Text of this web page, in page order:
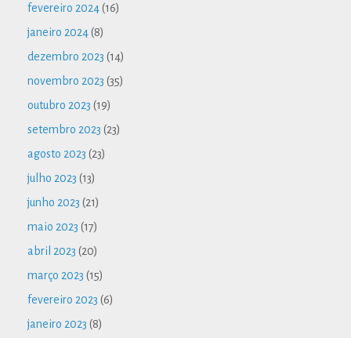
fevereiro 2024(16)
janeiro 2024(8)
dezembro 2023 (14)
novembro 2023 (35)
outubro 2023 (19)
setembro 2023 (23)
agosto 2023 (23)
julho 2023 (13)
junho 2023 (21)
maio 2023 (17)
abril 2023 (20)
março 2023 (15)
fevereiro 2023 (6)
janeiro 2023 (8)